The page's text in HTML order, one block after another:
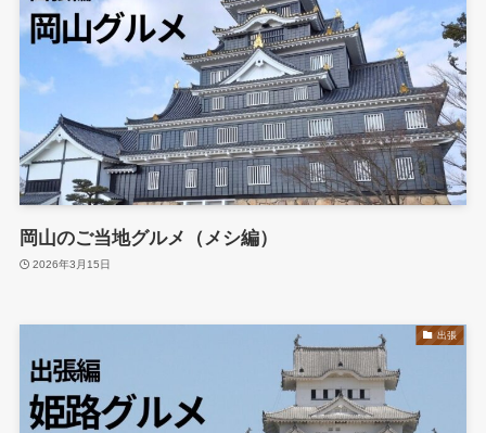
岡山のご当地グルメ（メシ編）
2026年3月15日
出張